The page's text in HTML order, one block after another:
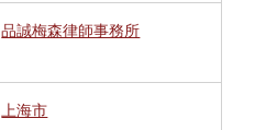
品誠梅森律師事務所
上海市